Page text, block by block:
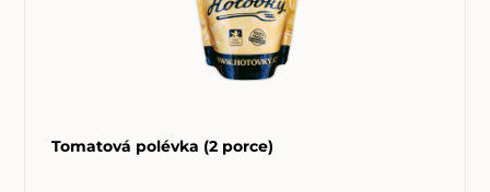
Tomatová polévka (2 porce)